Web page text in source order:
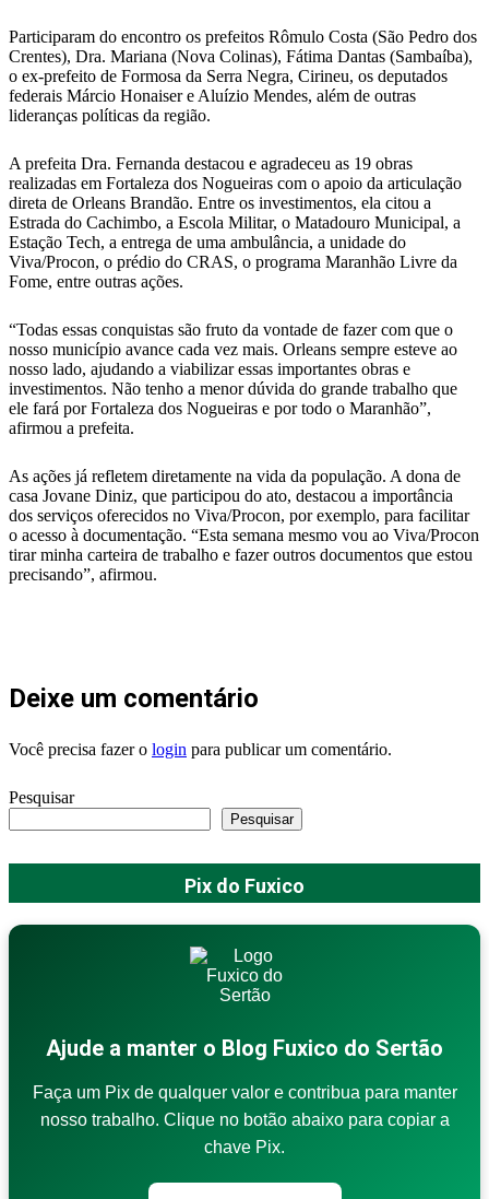
Participaram do encontro os prefeitos Rômulo Costa (São Pedro dos
Crentes), Dra. Mariana (Nova Colinas), Fátima Dantas (Sambaíba),
o ex-prefeito de Formosa da Serra Negra, Cirineu, os deputados
federais Márcio Honaiser e Aluízio Mendes, além de outras
lideranças políticas da região.
A prefeita Dra. Fernanda destacou e agradeceu as 19 obras
realizadas em Fortaleza dos Nogueiras com o apoio da articulação
direta de Orleans Brandão. Entre os investimentos, ela citou a
Estrada do Cachimbo, a Escola Militar, o Matadouro Municipal, a
Estação Tech, a entrega de uma ambulância, a unidade do
Viva/Procon, o prédio do CRAS, o programa Maranhão Livre da
Fome, entre outras ações.
“Todas essas conquistas são fruto da vontade de fazer com que o
nosso município avance cada vez mais. Orleans sempre esteve ao
nosso lado, ajudando a viabilizar essas importantes obras e
investimentos. Não tenho a menor dúvida do grande trabalho que
ele fará por Fortaleza dos Nogueiras e por todo o Maranhão”,
afirmou a prefeita.
As ações já refletem diretamente na vida da população. A dona de
casa Jovane Diniz, que participou do ato, destacou a importância
dos serviços oferecidos no Viva/Procon, por exemplo, para facilitar
o acesso à documentação. “Esta semana mesmo vou ao Viva/Procon
tirar minha carteira de trabalho e fazer outros documentos que estou
precisando”, afirmou.
Deixe um comentário
Você precisa fazer o login para publicar um comentário.
Pesquisar
Pesquisar
Pix do Fuxico
Ajude a manter o Blog Fuxico do Sertão
Faça um Pix de qualquer valor e contribua para manter
nosso trabalho. Clique no botão abaixo para copiar a
chave Pix.